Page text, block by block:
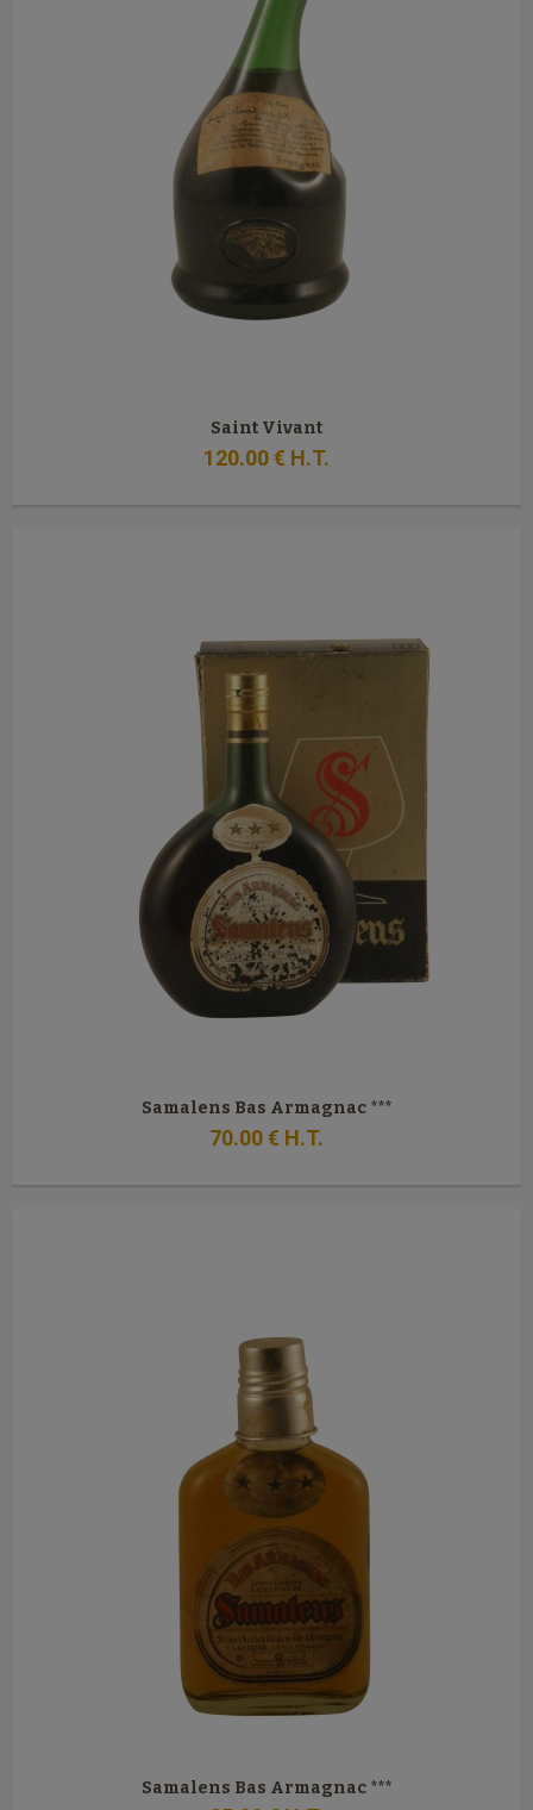
Saint Vivant
120.00€ H.T.
Samalens Bas Armagnac ***
70.00€ H.T.
Samalens Bas Armagnac ***